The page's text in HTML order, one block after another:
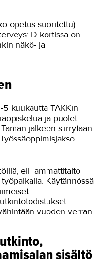
opetus suoritettu)
D-kortissa on
näkö- ja
5 kuukautta TAKKin
ja puolet
jälkeen siirrytään
eli ammattitaito
Käytännössä
vuoden verran.
sisältö